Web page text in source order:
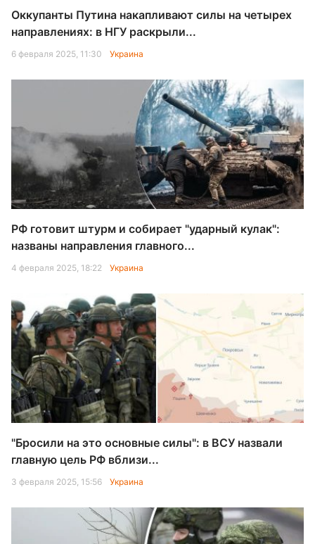
Оккупанты Путина накапливают силы на четырех
направлениях: в НГУ раскрыли...
6 февраля 2025, 11:30 Украина
РФ готовит штурм и собирает "ударный кулак":
названы направления главного...
4 февраля 2025, 18:22 Украина
"Бросили на это основные силы": в ВСУ назвали
главную цель РФ вблизи...
3 февраля 2025, 15:56 Украина